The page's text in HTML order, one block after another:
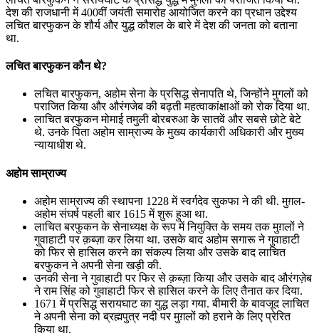
July 19, 2026
देश की राजधानी में 400वीं जयंती समारोह आयोजित करने का प्रधान उद्देश्‍य
लचित बारफुकन के शौर्य और युद्ध कौशल के बारे में देश की जनता को बताना
था.
लचित बारफुकन कौन थे?
लचित बारफुकन, अहोम सेना के प्रसिद्ध सेनापति थे, जिन्होंने मुगलों को
पराजित किया और औरंगजेब की बढ़ती महत्वाकांक्षाओं को रोक दिया था.
लाचित बरफुकन मोमाई तमुली बोरबरुआ के सातवें और सबसे छोटे बेटे
थे. उनके पिता अहोम साम्राज्य के मुख्य कार्यकारी अधिकारी और मुख्य
न्यायाधीश थे.
अहोम साम्राज्य
अहोम साम्राज्य की स्थापना 1228 में स्वर्गदेव सुकफा ने की थी. मुग़ल-
अहोम संघर्ष पहली बार 1615 में शुरू हुआ था.
लाचित बरफुकन के सेनाध्यक्ष के रूप में नियुक्ति के समय तक मुग़लों ने
गुवाहाटी पर क़ब्ज़ा कर लिया था. उसके बाद अहोम सगारू ने गुवाहाटी
को फिर से हासिल करने का संकल्प लिया और उसके बाद लाचित
बरफुकन ने अपनी सेना खड़ी की.
उनकी सेना ने गुवाहाटी पर फिर से क़ब्ज़ा किया और उसके बाद औरंगज़ेब
ने राम सिंह को गुवाहाटी फिर से हासिल करने के लिए तैनात कर दिया.
1671 में प्रसिद्ध सरायघाट का युद्ध लड़ा गया. बीमारी के बावजूद लाचित
ने अपनी सेना को ब्रह्मपुत्र नदी पर मुग़लों को हराने के लिए प्रेरित
किया था.